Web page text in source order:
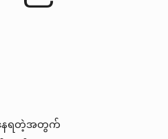
နေရတဲ့အတွက်